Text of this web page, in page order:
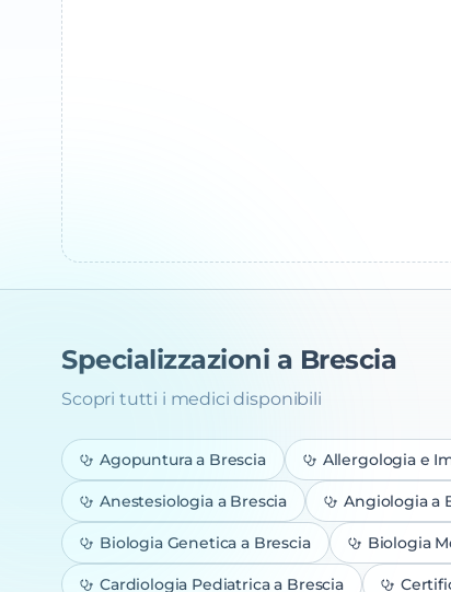
Specializzazioni a Brescia
Scopri tutti i medici disponibili
Agopunturaa Brescia Allergologia e
Anestesiologiaa Brescia Angiologiaa
Biologia Genetica a Brescia Biologia
Cardiologia Pediatricaa Brescia